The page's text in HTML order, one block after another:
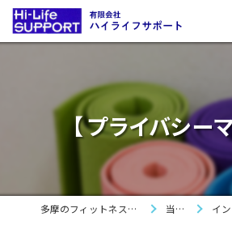
【 プライバシー
多摩のフィットネスは有限会社ハイライフサポート 当社の特徴 インフォメー